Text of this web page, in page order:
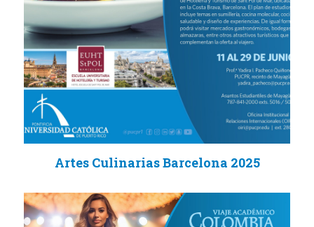
Artes Culinarias Barcelona 2025